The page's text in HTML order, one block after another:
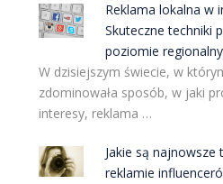
Reklama lokalna w
Skuteczne techniki
poziomie
W dzisiejszym świecie, w
zdominowała sposób, w jaki
interesy, reklama …
Jakie są najnowsze
reklamie